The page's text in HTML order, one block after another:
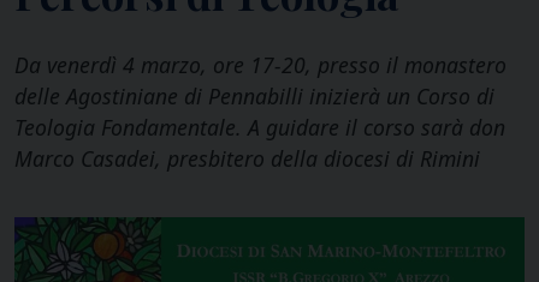
Da venerdì 4 marzo, ore 17-20, presso il monastero
delle Agostiniane di Pennabilli inizierà un Corso di
Teologia Fondamentale. A guidare il corso sarà don
Marco Casadei, presbitero della diocesi di Rimini